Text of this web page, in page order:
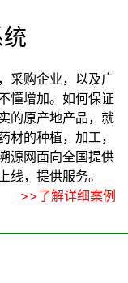
采购企业，以及广
懂增加。如何保证
的原产地产品，就
材的种植，加工，
源网面向全国提供
线，提供服务。
>>了解详细案例